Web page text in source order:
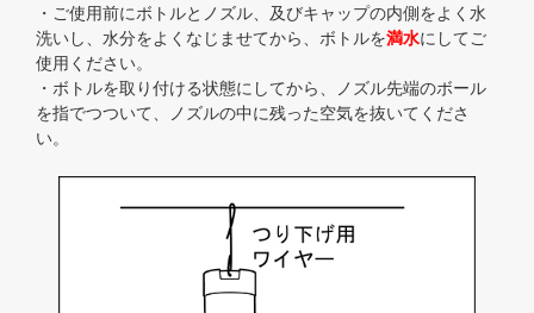
・ご使用前にボトルとノズル、及びキャップの内側をよく水
洗いし、水分をよくなじませてから、ボトルを満水にしてご
使用ください。
・ボトルを取り付ける状態にしてから、ノズル先端のボール
を指でつついて、ノズルの中に残った空気を抜いてくださ
い。